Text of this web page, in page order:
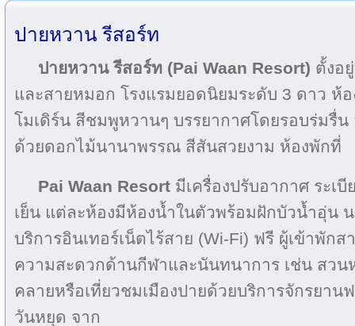
ปายหวาน รีสอร์ท
ปายหวาน รีสอร์ท (Pai Waan Resort) ตั้งอ
และสายหมอก โรงแรมยอดนิยมระดับ 3 ดาว ห้
โมเดิร์น สีชมพูหวานๆ บรรยากาศโดยรอบร่มรื่
ด้วยดอกไม้นานาพรรณ สีสันสวยงาม ห้องพักที่
Pai Waan Resort มีเครื่องปรับอากาศ ระเ
เย็น แต่ละห้องมีห้องน้ำในตัวพร้อมฝักบัวน้ำอุ่น
บริการอินเทอร์เน็ตไร้สาย (Wi-Fi) ฟรี ผู้เข้าพัก
ความสะดวกด้านกีฬาและนันทนาการ เช่น สวน
คลายหรือเที่ยวชมเมืองปายด้วยบริการจักรยาน
วันหยุด จาก